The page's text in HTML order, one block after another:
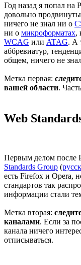
Год назад я попал на
довольно
ничего не знал ни о
ни о микроформатах,
WCAG или ATAG. А
аббревиатур,
общем, ничего не
Метка первая:
вашей области.
Web
Первым делом после
Standards Group (
есть Firefox и Opera,
стандартов так
информации стали
Метка вторая:
каналами. Если за
канала ничего
отписываться.